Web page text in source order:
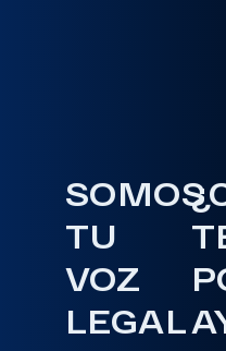
SOMOS
TU
VOZ
LEGAL